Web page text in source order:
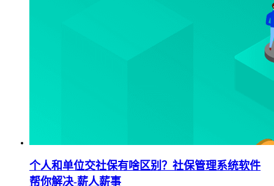
个人和单位交社保有啥区别？社保管理系统软件
帮你解决-薪人薪事